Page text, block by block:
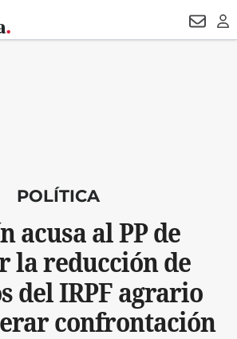
POLÍTICA
acusa al PP de
la reducción de
del IRPF agrario
confrontación